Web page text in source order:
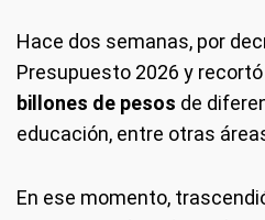
Hace dos semanas, por
Presupuesto 2026 y
billones de pesos de
educación, entre otras
En ese momento,